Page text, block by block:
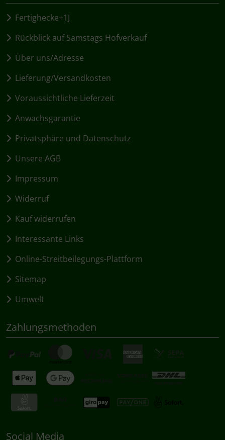
Fertighecke+1J
Rückblick auf Samstags Hofverkauf
Über uns/Adresse
Lieferung/Versandkosten
Voraussichtliche Lieferzeit
Anwachsgarantie
Privatsphäre und Datenschutz
Unsere AGB
Impressum
Widerruf
Kauf widerrufen
Interessante Links
Online-Streitbeilegungs-Plattform
Sitemap
Umwelt
Zahlungsmethoden
Social Media